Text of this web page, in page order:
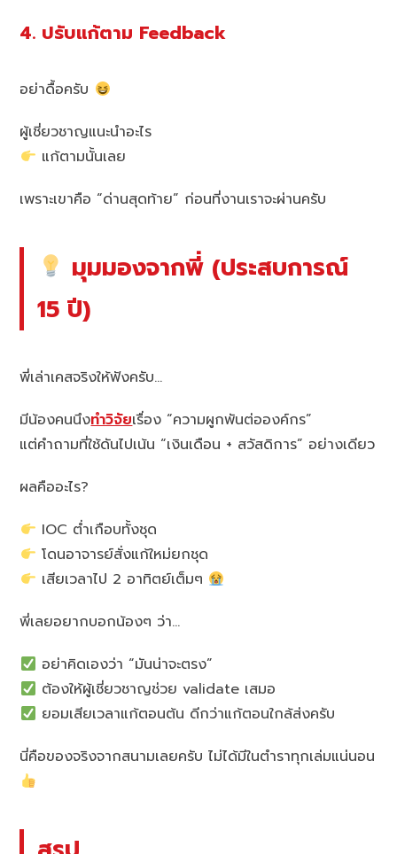
4. ปรับแก้ตาม Feedback
อย่าดื้อครับ
ผู้เชี่ยวชาญแนะนำอะไร
แก้ตามนั้นเลย
เพราะเขาคือ “ด่านสุดท้าย” ก่อนที่งานเราจะผ่านครับ
มุมมองจากพี่ (ประสบการณ์
15 ปี)
พี่เล่าเคสจริงให้ฟังครับ…
มีน้องคนนึงทำวิจัยเรื่อง “ความผูกพันต่อองค์กร”
แต่คำถามที่ใช้ดันไปเน้น “เงินเดือน + สวัสดิการ” อย่างเดียว
ผลคืออะไร?
IOC ต่ำเกือบทั้งชุด
โดนอาจารย์สั่งแก้ใหม่ยกชุด
เสียเวลาไป 2 อาทิตย์เต็มๆ
พี่เลยอยากบอกน้องๆ ว่า…
อย่าคิดเองว่า “มันน่าจะตรง”
ต้องให้ผู้เชี่ยวชาญช่วย validate เสมอ
ยอมเสียเวลาแก้ตอนต้น ดีกว่าแก้ตอนใกล้ส่งครับ
นี่คือของจริงจากสนามเลยครับ ไม่ได้มีในตำราทุกเล่มแน่นอน